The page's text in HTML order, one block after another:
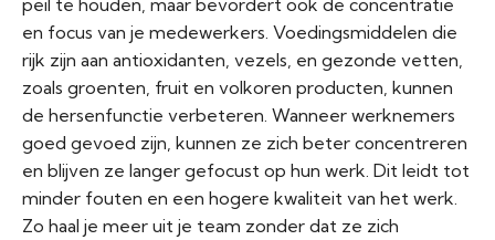
peil te houden, maar bevordert ook de concentratie
en focus van je medewerkers. Voedingsmiddelen die
rijk zijn aan antioxidanten, vezels, en gezonde vetten,
zoals groenten, fruit en volkoren producten, kunnen
de hersenfunctie verbeteren. Wanneer werknemers
goed gevoed zijn, kunnen ze zich beter concentreren
en blijven ze langer gefocust op hun werk. Dit leidt tot
minder fouten en een hogere kwaliteit van het werk.
Zo haal je meer uit je team zonder dat ze zich